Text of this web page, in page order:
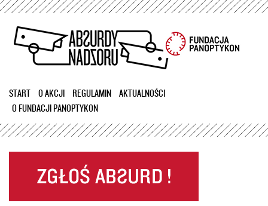
Przejdź
treści
START O AKCJI REGULAMIN
AKTUALNOŚCI
O FUNDACJI PANOPTYKON